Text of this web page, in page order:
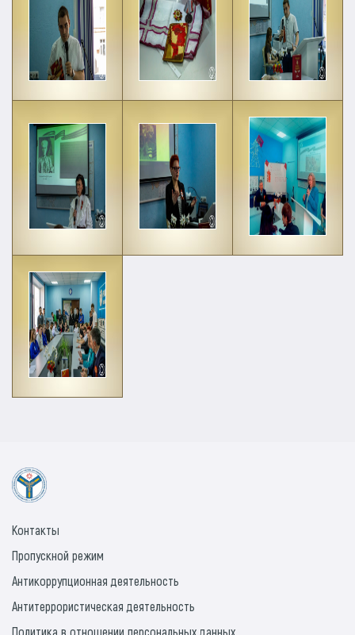
Контакты
Пропускной режим
Антикоррупционная деятельность
Антитеррористическая деятельность
Политика в отношении персональных данных